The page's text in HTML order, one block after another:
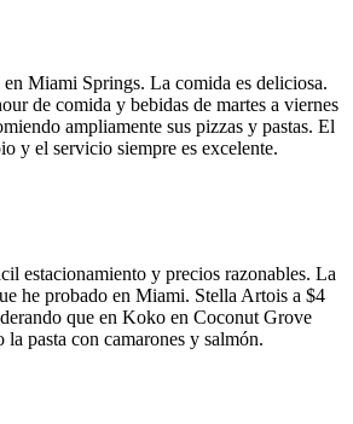
Miami Springs. La comida es deliciosa.
de comida y bebidas de martes a viernes
ampliamente sus pizzas y pastas. El
y el servicio siempre es excelente.
estacionamiento y precios razonables. La
he probado en Miami. Stella Artois a $4
que en Koko en Coconut Grove
la pasta con camarones y salmón.